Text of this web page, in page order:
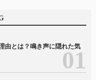
由とは？鳴き声に隠れた気